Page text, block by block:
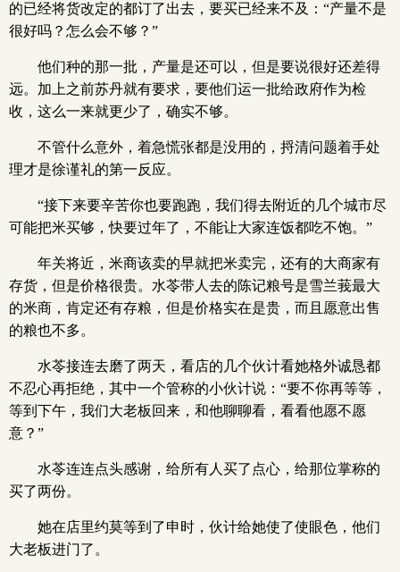
的已经将货改定的都订了出去，要买已经来不及：“产量不是
很好吗？怎么会不够？”
他们种的那一批，产量是还可以，但是要说很好还差得
远。加上之前苏丹就有要求，要他们运一批给政府作为检
收，这么一来就更少了，确实不够。
不管什么意外，着急慌张都是没用的，捋清问题着手处
理才是徐谨礼的第一反应。
“接下来要辛苦你也要跑跑，我们得去附近的几个城市尽
可能把米买够，快要过年了，不能让大家连饭都吃不饱。”
年关将近，米商该卖的早就把米卖完，还有的大商家有
存货，但是价格很贵。水苓带人去的陈记粮号是雪兰莪最大
的米商，肯定还有存粮，但是价格实在是贵，而且愿意出售
的粮也不多。
水苓接连去磨了两天，看店的几个伙计看她格外诚恳都
不忍心再拒绝，其中一个管称的小伙计说：“要不你再等等，
等到下午，我们大老板回来，和他聊聊看，看看他愿不愿
意？”
水苓连连点头感谢，给所有人买了点心，给那位掌称的
买了两份。
她在店里约莫等到了申时，伙计给她使了使眼色，他们
大老板进门了。